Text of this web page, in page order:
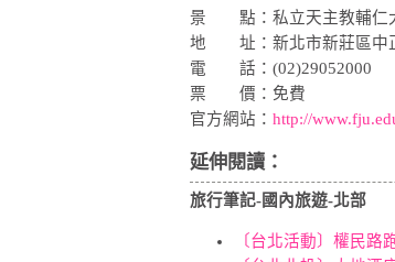
景 點：私立天主教輔仁
地 址：新北市新莊區中
電 話：(02)29052000
票 價：免費
官方網站： http://
延伸閱讀：
旅行筆記-國內旅遊-北部
〔台北活動〕權民